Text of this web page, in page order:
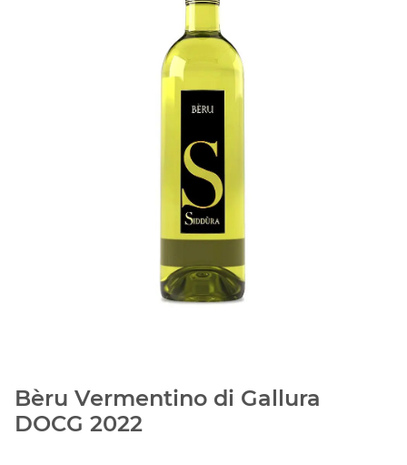
Bèru Vermentino di Gallura
DOCG 2022